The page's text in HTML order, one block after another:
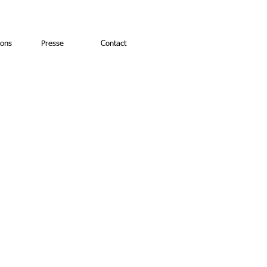
Presse Contact